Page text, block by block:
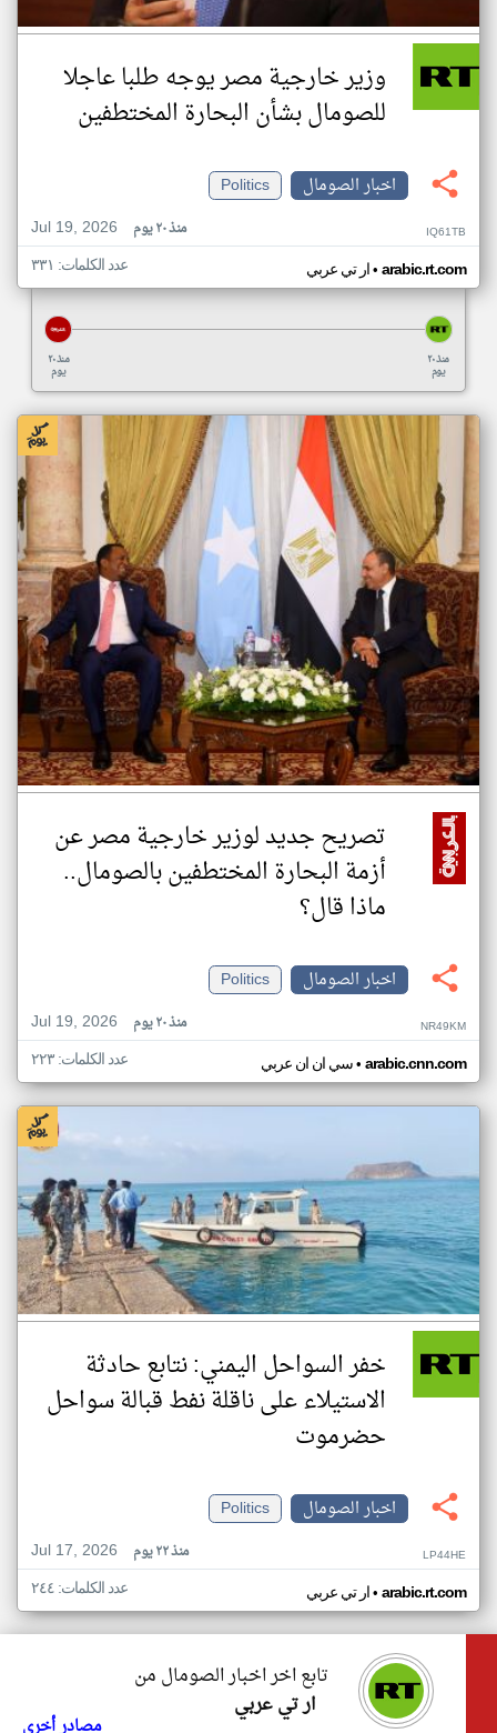
وزير خارجية مصر يوجه طلبا عاجلا
للصومال بشأن البحارة المختطفين
اخبار الصومال
Politics
Jul 19, 2026
منذ ٢٠ يوم IQ61TB
ار تي عربي• arabic.rt.com عدد الكلمات: ٣٣١
منذ ٢٠
يوم
منذ ٢٠
يوم
تصريح جديد لوزير خارجية مصر عن
أزمة البحارة المختطفين بالصومال..
ماذا قال؟
اخبار الصومال
Politics
Jul 19, 2026
منذ ٢٠ يوم NR49KM
سي ان ان عربي• arabic.cnn.com عدد الكلمات: ٢٢٣
خفر السواحل اليمني: نتابع حادثة
الاستيلاء على ناقلة نفط قبالة سواحل
حضرموت
اخبار الصومال
Politics
Jul 17, 2026
منذ ٢٢ يوم LP44HE
ار تي عربي• arabic.rt.com عدد الكلمات: ٢٤٤
تابع اخر اخبار الصومال من
ار تي عربي
مصادر أخرى